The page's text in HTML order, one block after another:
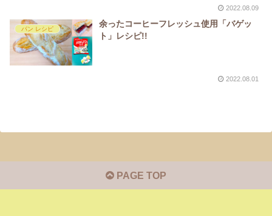
2022.08.09
パン レシピ
余ったコーヒーフレッシュ使用「バゲッ
ト」レシピ!!
2022.08.01
PAGE TOP